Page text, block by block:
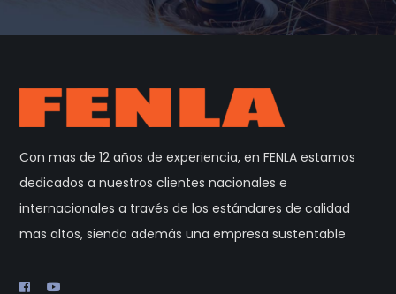
Con mas de 12 años de experiencia, en FENLA estamos
dedicados a nuestros clientes nacionales e
internacionales a través de los estándares de calidad
mas altos, siendo además una empresa sustentable